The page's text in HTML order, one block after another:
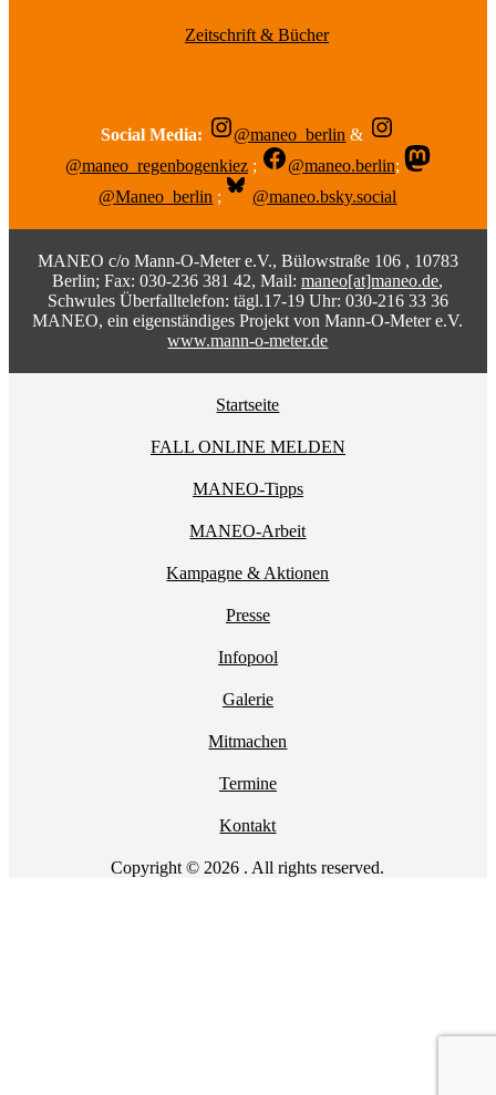
Zeitschrift & Bücher
Social Media: @maneo_berlin &
@maneo_regenbogenkiez ; @maneo.berlin;
@Maneo_berlin ; @maneo.bsky.social
MANEO c/o Mann-O-Meter e.V., Bülowstraße 106 , 10783
Berlin; Fax: 030-236 381 42, Mail:maneo[at]maneo.de,
Schwules Überfalltelefon: tägl.17-19 Uhr: 030-216 33 36
MANEO, ein eigenständiges Projekt von Mann-O-Meter e.V.
www.mann-o-meter.de
Startseite
FALL ONLINE MELDEN
MANEO-Tipps
MANEO-Arbeit
Kampagne & Aktionen
Presse
Infopool
Galerie
Mitmachen
Termine
Kontakt
Copyright © 2026 . All rights reserved.